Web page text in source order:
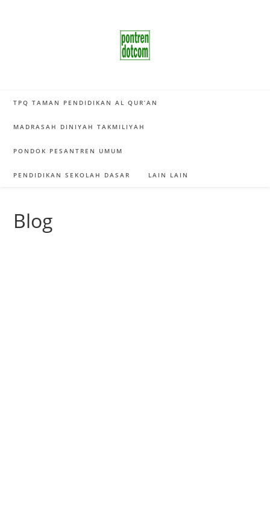
TPQ TAMAN PENDIDIKAN AL QUR’AN
MADRASAH DINIYAH TAKMILIYAH
PONDOK PESANTREN UMUM
PENDIDIKAN SEKOLAH DASAR LAIN LAIN
Blog